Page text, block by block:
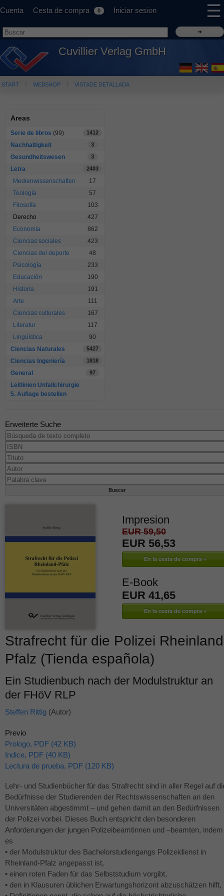
Cuenta Cesta de compra 0 Iniciar sesion ☰
Cuvillier Verlag GmbH
START WEBSHOP VISTADE DETALLADA
Areas
Serie de libros (99) 1412
Nachhaltigkeit 3
Gesundheitswesen 3
Letra 2403
Medienwissenschaften
17
Teología
57
Filosofía
103
Derecho
427
Economía
862
Ciencias sociales
423
Ciencias del deporte
48
Psicología
233
Educación
190
Historia
191
Arte
111
Ciencias culturales
167
Literatur
117
Lingüística
90
Ciencias Naturales
5427
Ciencias Ingeniería 1818
General 97
Leitlinien Unfallchirurgie
5. Auflage bestellen
Erweiterte Suche
Impresion
EUR 59,50
EUR 56,53
E-Book
EUR 41,65
Strafrecht für die Polizei
Pfalz (Tienda española)
Ein Studienbuch nach der Modulstruktur an
der FHöV RLP
Steffen Rittig (Autor)
Previo
Prologo, PDF (42 KB)
Indice, PDF (40 KB)
Lectura de prueba, PDF (120 KB)
Lehr- und Studienbücher für das Strafrecht sind in aller Regel auf
Bedürfnisse der Studierenden der Rechtswissenschaften an den
Universitäten abgestimmt – und gehen damit an den Bedürfnissen
der Polizei vorbei. Dieses Buch entspricht den besonderen
Anforderungen der jungen Polizeibeamtinnen und –beamten, indem
es
• der Modulstruktur des Bachelorstudiengangs Polizeidienst in
Rheinland-Pfalz angepasst ist,
• einen roten Faden für das Selbststudium vorgibt,
• den in Klausuren üblichen Erwartungshorizont abzuschätzen hilft,